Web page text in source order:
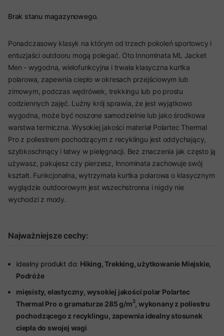
Brak stanu magazynowego.
Ponadczasowy klasyk na którym od trzech pokoleń sportowcy i
entuzjaści outdooru mogą polegać. Oto Innominata ML Jacket
Men - wygodna, wielofunkcyjna i trwała klasyczna kurtka
polarowa, zapewnia ciepło w okresach przejściowym lub
zimowym, podczas wędrówek, trekkingu lub po prostu
codziennych zajęć. Luźny krój sprawia, że jest wyjątkowo
wygodna, może być noszone samodzielnie lub jako środkowa
warstwa termiczna. Wysokiej jakości materiał Polartec Thermal
Pro z poliestrem pochodzącym z recyklingu jest oddychający,
szybkoschnący i łatwy w pielęgnacji. Bez znaczenia jak często ją
używasz, pakujesz czy pierzesz, Innominata zachowuje swój
kształt. Funkcjonalna, wytrzymała kurtka polarowa o klasycznym
wyglądzie outdoorowym jest wszechstronna i nigdy nie
wychodzi z mody.
Najważniejsze cechy:
idealny produkt do: Hiking, Trekking, użytkowanie Miejskie,
Podróże
mięsisty, elastyczny, wysokiej jakości polar Polartec
Thermal Pro o gramaturze 285 g/m2, wykonany z poliestru
pochodzącego z recyklingu, zapewnia idealny stosunek
ciepła do swojej wagi